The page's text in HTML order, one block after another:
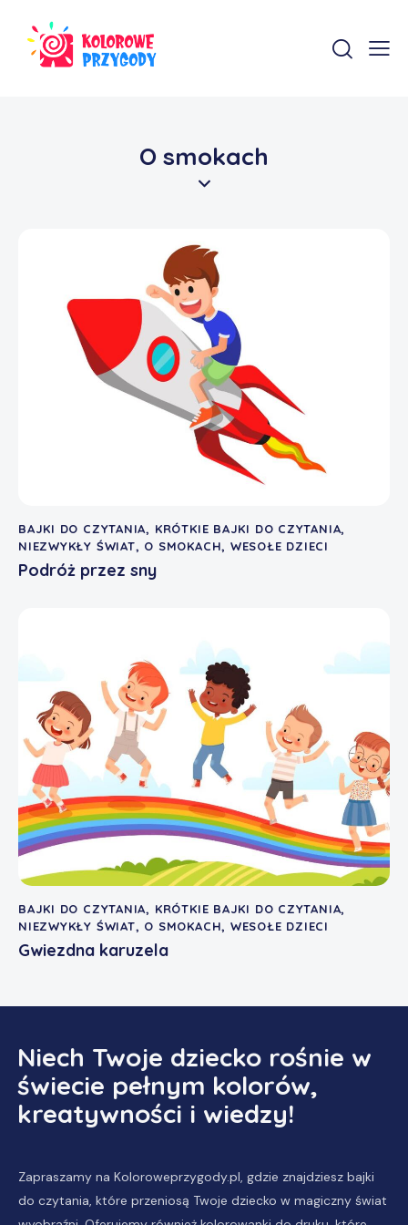
O smokach
BAJKI DO CZYTANIA, KRÓTKIE BAJKI DO CZYTANIA,
NIEZWYKŁY ŚWIAT, O SMOKACH, WESOŁE DZIECI
Podróż przez sny
BAJKI DO CZYTANIA, KRÓTKIE BAJKI DO CZYTANIA,
NIEZWYKŁY ŚWIAT, O SMOKACH, WESOŁE DZIECI
Gwiezdna karuzela
Niech Twoje dziecko rośnie w
świecie pełnym kolorów,
kreatywności i wiedzy!
Zapraszamy na Koloroweprzygody.pl, gdzie znajdziesz bajki
do czytania , które przeniosą Twoje dziecko w magiczny świat